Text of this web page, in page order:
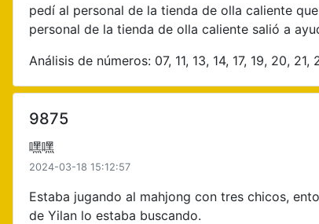
pedí al personal de la tienda de olla caliente
personal de la tienda de olla caliente salió a
Análisis de números: 07, 11, 13, 14, 17, 19, 20, 21,
9875
嘿嘿
2024-03-18 15:12:57
Estaba jugando al mahjong con tres chicos,
de Yilan lo estaba buscando.